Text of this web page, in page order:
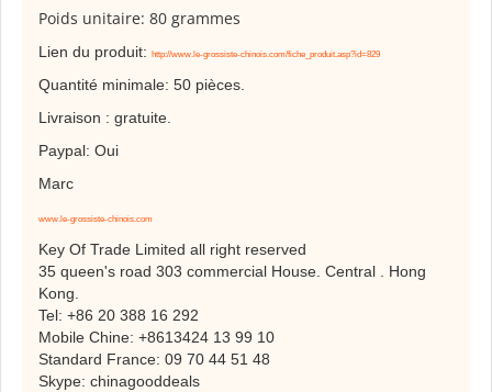
Poids unitaire: 80 grammes
Lien du produit: http://www.le-grossiste-chinois.com/fiche_produit.asp?id=829
Quantité minimale: 50 pièces.
Livraison : gratuite.
Paypal: Oui
Marc
www.le-grossiste-chinois.com
Key Of Trade Limited all right reserved
35 queen's road 303 commercial House. Central . Hong
Kong.
Tel: +86 20 388 16 292
Mobile Chine: +8613424 13 99 10
Standard France: 09 70 44 51 48
Skype: chinagooddeals